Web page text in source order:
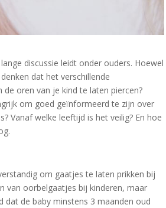
discussie leidt onder ouders. Hoewel
dat het verschillende
de oren van je kind te laten piercen?
om goed geïnformeerd te zijn over
Vanaf welke leeftijd is het veilig? En hoe
om gaatjes te laten prikken bij
van oorbelgaatjes bij kinderen, maar
dat de baby minstens 3 maanden oud